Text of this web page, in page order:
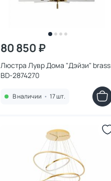
80 850 ₽
Люстра Лувр Дома "Дэйзи" brass
BD-2874270
В наличии • 17 шт.